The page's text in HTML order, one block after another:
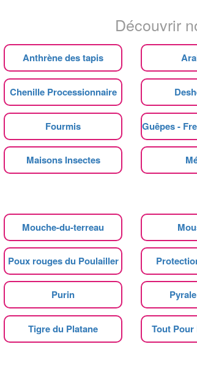
Découvrir
Anthrène des tapis
Chenille Processionnaire
Fourmis Guêpes -
Maisons Insectes
Mouche-du-terreau
Poux rouges du Poulailler
Purin
Tigre du Platane Tout